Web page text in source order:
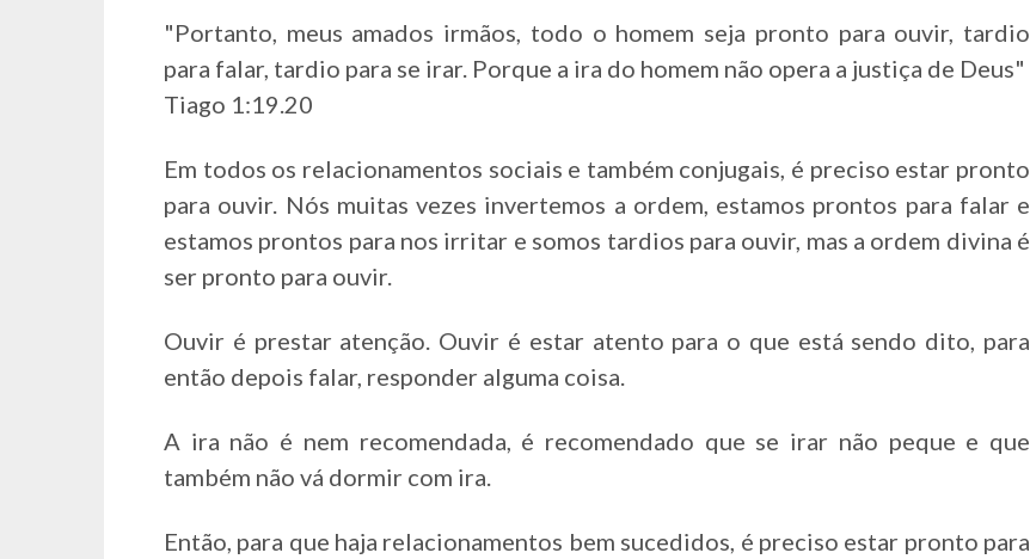
"Portanto, meus amados irmãos, todo o homem seja pronto para ouvir, tardio
para falar, tardio para se irar. Porque a ira do homem não opera a justiça de Deus"
Tiago 1:19.20
Em todos os relacionamentos sociais e também conjugais, é preciso estar pronto
para ouvir. Nós muitas vezes invertemos a ordem, estamos prontos para falar e
estamos prontos para nos irritar e somos tardios para ouvir, mas a ordem divina é
ser pronto para ouvir.
Ouvir é prestar atenção. Ouvir é estar atento para o que está sendo dito, para
então depois falar, responder alguma coisa.
A ira não é nem recomendada, é recomendado que se irar não peque e que
também não vá dormir com ira.
Então, para que haja relacionamentos bem sucedidos, é preciso estar pronto para